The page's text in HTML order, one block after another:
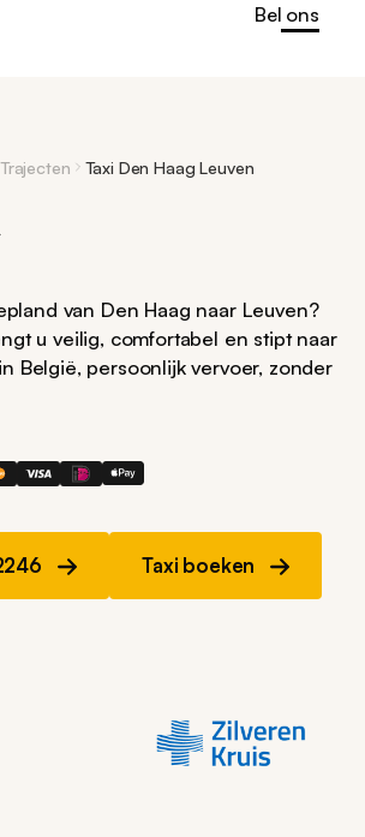
Bel ons
Trajecten Taxi Den Haag Leuven
van Den Haag naar Leuven?
u veilig, comfortabel en stipt naar
België, persoonlijk vervoer, zonder
Taxi boeken